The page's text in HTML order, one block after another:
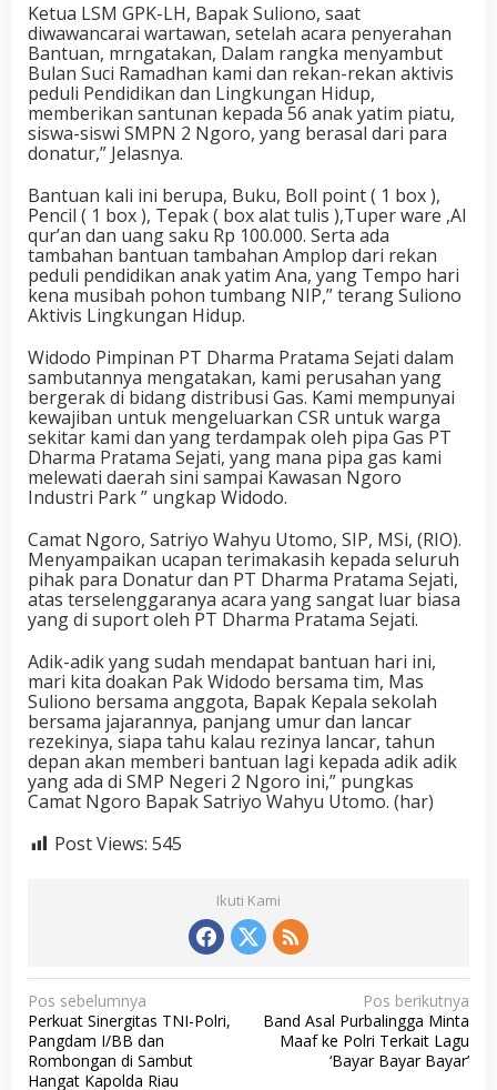
Ketua LSM GPK-LH, Bapak Suliono, saat
diwawancarai wartawan, setelah acara penyerahan
Bantuan, mrngatakan, Dalam rangka menyambut
Bulan Suci Ramadhan kami dan rekan-rekan aktivis
peduli Pendidikan dan Lingkungan Hidup,
memberikan santunan kepada 56 anak yatim piatu,
siswa-siswi SMPN 2 Ngoro, yang berasal dari para
donatur,” Jelasnya.
Bantuan kali ini berupa, Buku, Boll point ( 1 box ),
Pencil ( 1 box ), Tepak ( box alat tulis ),Tuper ware ,Al
qur’an dan uang saku Rp 100.000. Serta ada
tambahan bantuan tambahan Amplop dari rekan
peduli pendidikan anak yatim Ana, yang Tempo hari
kena musibah pohon tumbang NIP,” terang Suliono
Aktivis Lingkungan Hidup.
Widodo Pimpinan PT Dharma Pratama Sejati dalam
sambutannya mengatakan, kami perusahan yang
bergerak di bidang distribusi Gas. Kami mempunyai
kewajiban untuk mengeluarkan CSR untuk warga
sekitar kami dan yang terdampak oleh pipa Gas PT
Dharma Pratama Sejati, yang mana pipa gas kami
melewati daerah sini sampai Kawasan Ngoro
Industri Park ” ungkap Widodo.
Camat Ngoro, Satriyo Wahyu Utomo, SIP, MSi, (RIO).
Menyampaikan ucapan terimakasih kepada seluruh
pihak para Donatur dan PT Dharma Pratama Sejati,
atas terselenggaranya acara yang sangat luar biasa
yang di suport oleh PT Dharma Pratama Sejati.
Adik-adik yang sudah mendapat bantuan hari ini,
mari kita doakan Pak Widodo bersama tim, Mas
Suliono bersama anggota, Bapak Kepala sekolah
bersama jajarannya, panjang umur dan lancar
rezekinya, siapa tahu kalau rezinya lancar, tahun
depan akan memberi bantuan lagi kepada adik adik
yang ada di SMP Negeri 2 Ngoro ini,” pungkas
Camat Ngoro Bapak Satriyo Wahyu Utomo. (har)
Post Views: 545
Ikuti Kami
N
a
v
Pos sebelumnya
Perkuat Sinergitas TNI-Polri,
Pangdam I/BB dan
Rombongan di Sambut
Hangat Kapolda Riau
Pos berikutnya
Band Asal Purbalingga Minta
Maaf ke Polri Terkait Lagu
‘Bayar Bayar Bayar’